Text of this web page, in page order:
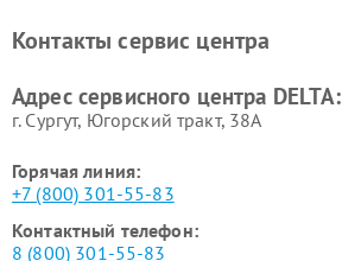
Контакты сервис центра
Адрес сервисного центра DELTA:
г. Сургут, Югорский тракт, 38А
Горячая линия:
+7 (800) 301-55-83
Контактный телефон:
8 (800) 301-55-83